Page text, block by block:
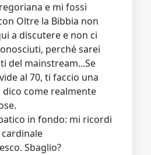
e mi fossi
Oltre la Bibbia non
a discutere e non ci
perché sarei
del mainstream...Se
al 70, ti faccio una
dico come realmente
in fondo: mi ricordi
Sbaglio?